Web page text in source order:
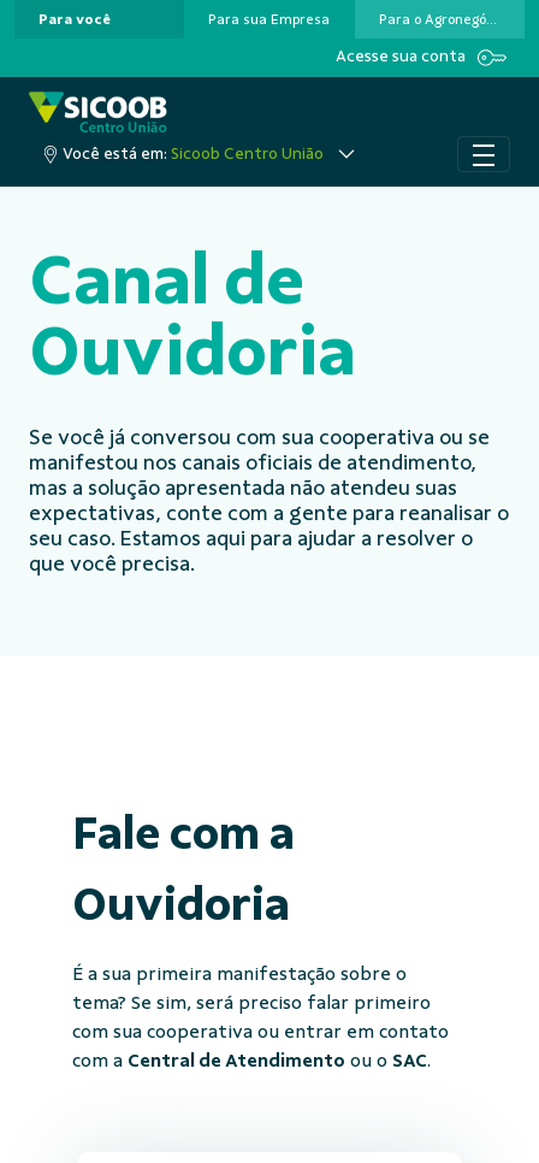
Pular para o Conteúdo principal
Para você Para sua Empresa Para o Agronegócio
Acesse sua conta
Você está em: Sicoob Centro União
Canal de
Ouvidoria
Se você já conversou com sua cooperativa ou se
manifestou nos canais oficiais de atendimento,
mas a solução apresentada não atendeu suas
expectativas, conte com a gente para reanalisar o
seu caso. Estamos aqui para ajudar a resolver o
que você precisa.
Fale com a
Ouvidoria
É a sua primeira manifestação sobre o
tema? Se sim, será preciso falar primeiro
com sua cooperativa ou entrar em contato
com a Central de Atendimento ou o SAC.